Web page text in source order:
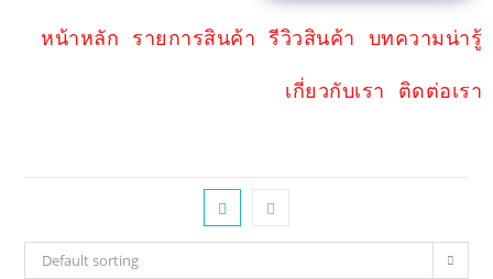
หน้าหลัก รายการสินค้า รีวิวสินค้า บทความน่ารู้
เกี่ยวกับเรา
ติดต่อเรา
Default sorting